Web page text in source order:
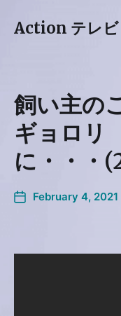
Action テレ
飼い主の
ギョロ
に・・・
February 4, 2021